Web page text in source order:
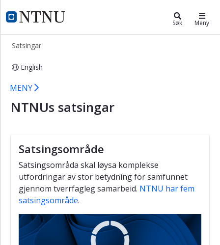
NTNU Hjemmeside
ntnu.no Søk Meny
Satsingar
English
Satsinger
×
Om
NTNU
Kontakt
Organisasjon
og
leiing
Satsingar
Miljøambisjon
Tal
og
fakta
NTNUs
historie
MENY
NTNUs satsingar
Satsingsområde
Satsingsområda skal løysa komplekse
utfordringar av stor betydning for samfunnet
gjennom tverrfagleg samarbeid. NTNU har fem
satsingsområde.